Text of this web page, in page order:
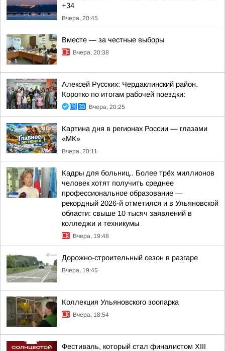
+34
Вчера, 20:45
Вместе — за честные выборы
Вчера, 20:38
Алексей Русских: Чердаклинский район.
Коротко по итогам рабочей поездки:
Вчера, 20:25
Картина дня в регионах России — глазами
«МК»
Вчера, 20:11
Кадры для больниц.. Более трёх миллионов
человек хотят получить среднее
профессиональное образование —
рекордный 2026-й отметился и в Ульяновской
области: свыше 10 тысяч заявлений в
колледжи и техникумы
Вчера, 19:48
Дорожно-строительный сезон в разгаре
Вчера, 19:45
Коллекция Ульяновского зоопарка
Вчера, 18:54
Фестиваль, который стал финалистом ХIII